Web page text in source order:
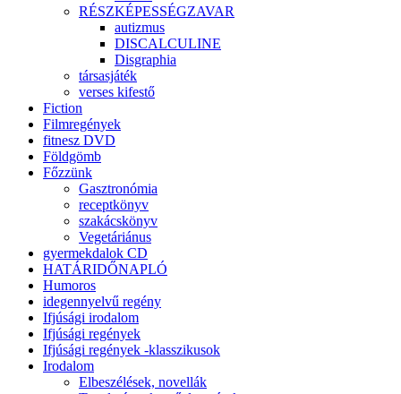
RÉSZKÉPESSÉGZAVAR
autizmus
DISCALCULINE
Disgraphia
társasjáték
verses kifestő
Fiction
Filmregények
fitnesz DVD
Földgömb
Főzzünk
Gasztronómia
receptkönyv
szakácskönyv
Vegetáriánus
gyermekdalok CD
HATÁRIDŐNAPLÓ
Humoros
idegennyelvű regény
Ifjúsági irodalom
Ifjúsági regények
Ifjúsági regények -klasszikusok
Irodalom
Elbeszélések, novellák